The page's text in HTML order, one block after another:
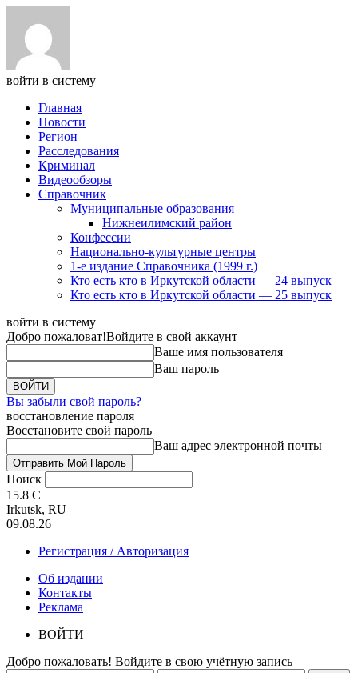
войти в систему
Главная
Новости
Регион
Расследования
Криминал
Видеообзоры
Справочник
Муниципальные образования
Нижнеилимский район
Конфессии
Национально-культурные центры
1-е издание Справочника (1999 г.)
Кто есть кто в Иркутской области — 24 выпуск
Кто есть кто в Иркутской области — 25 выпуск
войти в систему
Добро пожаловат!Войдите в свой аккаунт
Ваше имя пользователя
Ваш пароль
Вы забыли свой пароль?
восстановление пароля
Восстановите свой пароль
Ваш адрес электронной почты
Поиск
15.8 C
Irkutsk, RU
09.08.26
Регистрация / Авторизация
Об издании
Контакты
Реклама
ВОЙТИ
Добро пожаловать! Войдите в свою учётную запись